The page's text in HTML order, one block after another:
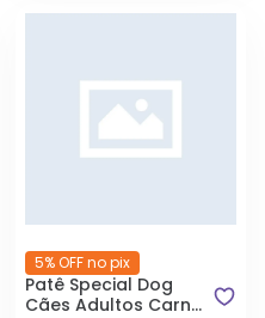
5% OFF no pix
Patê Special Dog
Cães Adultos Carne